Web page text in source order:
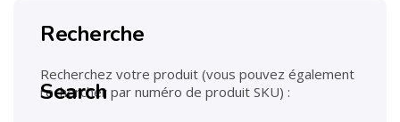
Recherche
Recherchez votre produit (vous pouvez également
rechercher par numéro de produit SKU) :
Search